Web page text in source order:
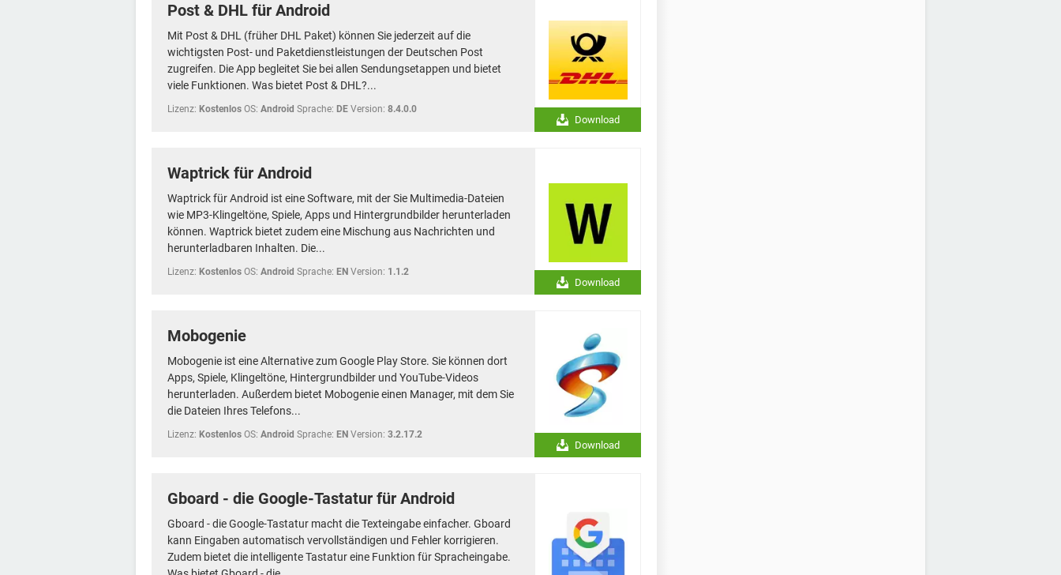
Post & DHL für Android
Mit Post & DHL (früher DHL Paket) können Sie jederzeit auf die
wichtigsten Post- und Paketdienstleistungen der Deutschen Post
zugreifen. Die App begleitet Sie bei allen Sendungsetappen und bietet
viele Funktionen. Was bietet Post & DHL?...
Lizenz: Kostenlos OS: Android Sprache: DE Version: 8.4.0.0
Download
Waptrick für Android
Waptrick für Android ist eine Software, mit der Sie Multimedia-Dateien
wie MP3-Klingeltöne, Spiele, Apps und Hintergrundbilder herunterladen
können. Waptrick bietet zudem eine Mischung aus Nachrichten und
herunterladbaren Inhalten. Die...
Lizenz: Kostenlos OS: Android Sprache: EN Version: 1.1.2
Download
Mobogenie
Mobogenie ist eine Alternative zum Google Play Store. Sie können dort
Apps, Spiele, Klingeltöne, Hintergrundbilder und YouTube-Videos
herunterladen. Außerdem bietet Mobogenie einen Manager, mit dem Sie
die Dateien Ihres Telefons...
Lizenz: Kostenlos OS: Android Sprache: EN Version: 3.2.17.2
Download
Gboard - die Google-Tastatur für Android
Gboard - die Google-Tastatur macht die Texteingabe einfacher. Gboard
kann Eingaben automatisch vervollständigen und Fehler korrigieren.
Zudem bietet die intelligente Tastatur eine Funktion für Spracheingabe.